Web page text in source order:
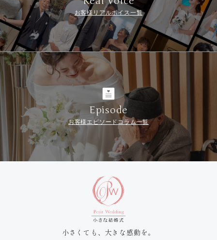
お客様リアルボイス一覧
Episode
お客様エピソードコラム一覧
小さくても、大きな感動を。